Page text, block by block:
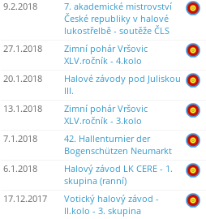
9.2.2018
7. akademické mistrovství
České republiky v halové
lukostřelbě - soutěže ČLS
27.1.2018
Zimní pohár Vršovic
XLV.ročník - 4.kolo
20.1.2018
Halové závody pod Juliskou
III.
13.1.2018
Zimní pohár Vršovic
XLV.ročník - 3.kolo
7.1.2018
42. Hallenturnier der
Bogenschützen Neumarkt
6.1.2018
Halový závod LK CERE - 1.
skupina (ranní)
17.12.2017
Votický halový závod -
II.kolo - 3. skupina